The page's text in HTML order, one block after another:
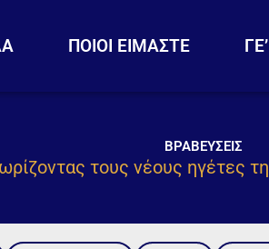
ΠΟΙΟΙ ΕΙΜΑΣΤΕ
ΒΡΑΒΕΥΣΕΙΣ
τους νέους ηγέτες